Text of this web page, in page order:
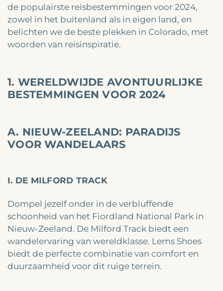
de populairste reisbestemmingen voor 2024,
zowel in het buitenland als in eigen land, en
belichten we de beste plekken in Colorado, met
woorden van reisinspiratie.
1. WERELDWIJDE AVONTUURLIJKE
BESTEMMINGEN VOOR 2024
A. NIEUW-ZEELAND: PARADIJS
VOOR WANDELAARS
I. DE MILFORD TRACK
Dompel jezelf onder in de verbluffende
schoonheid van het Fiordland National Park in
Nieuw-Zeeland. De Milford Track biedt een
wandelervaring van wereldklasse. Lems Shoes
biedt de perfecte combinatie van comfort en
duurzaamheid voor dit ruige terrein.